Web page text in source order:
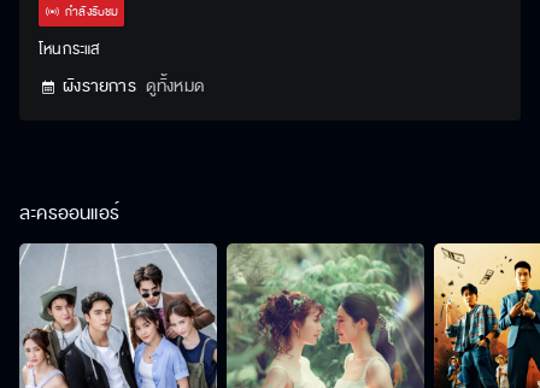
กำลังรับชม
โหนกระแส
ผังรายการ ดูทั้งหมด
ละครออนแอร์